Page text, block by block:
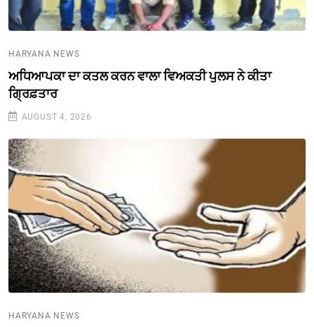
HARYANA NEWS
ਅਧਿਆਪਕਾ ਦਾ ਕਤਲ ਕਰਨ ਵਾਲਾ ਵਿਅਕਤੀ ਪੁਲਸ ਨੇ ਕੀਤਾ
ਗ੍ਰਿਫ਼ਤਾਰ
AUGUST 4, 2026
HARYANA NEWS